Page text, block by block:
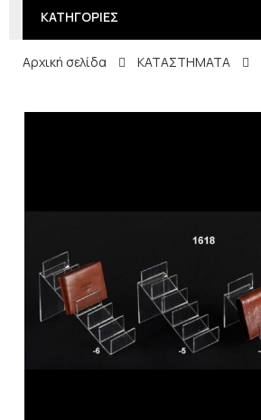
ΚΑΤΗΓΟΡΙΕΣ
Αρχική σελίδα ΚΑΤΑΣΤΗΜΑΤΑ